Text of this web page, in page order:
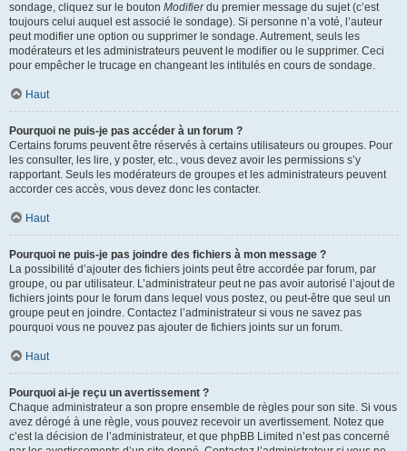
sondage, cliquez sur le bouton Modifierdu premier message du sujet (c’est
toujours celui auquel est associé le sondage). Si personne n’a voté, l’auteur
peut modifier une option ou supprimer le sondage. Autrement, seuls les
modérateurs et les administrateurs peuvent le modifier ou le supprimer. Ceci
pour empêcher le trucage en changeant les intitulés en cours de sondage.
Haut
Pourquoi ne puis-je pas accéder à un forum ?
Certains forums peuvent être réservés à certains utilisateurs ou groupes. Pour
les consulter, les lire, y poster, etc., vous devez avoir les permissions s’y
rapportant. Seuls les modérateurs de groupes et les administrateurs peuvent
accorder ces accès, vous devez donc les contacter.
Haut
Pourquoi ne puis-je pas joindre des fichiers à mon message ?
La possibilité d’ajouter des fichiers joints peut être accordée par forum, par
groupe, ou par utilisateur. L’administrateur peut ne pas avoir autorisé l’ajout de
fichiers joints pour le forum dans lequel vous postez, ou peut-être que seul un
groupe peut en joindre. Contactez l’administrateur si vous ne savez pas
pourquoi vous ne pouvez pas ajouter de fichiers joints sur un forum.
Haut
Pourquoi ai-je reçu un avertissement ?
Chaque administrateur a son propre ensemble de règles pour son site. Si vous
avez dérogé à une règle, vous pouvez recevoir un avertissement. Notez que
c’est la décision de l’administrateur, et que phpBB Limited n’est pas concerné